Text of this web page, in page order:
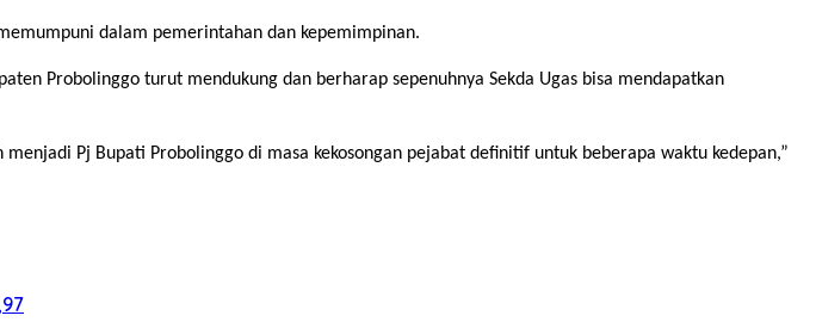
dalam pemerintahan dan kepemimpinan.
Probolinggo turut mendukung dan berharap sepenuhnya Sekda Ugas bisa mendapatkan
Pj Bupati Probolinggo di masa kekosongan pejabat definitif untuk beberapa waktu kedepan,”